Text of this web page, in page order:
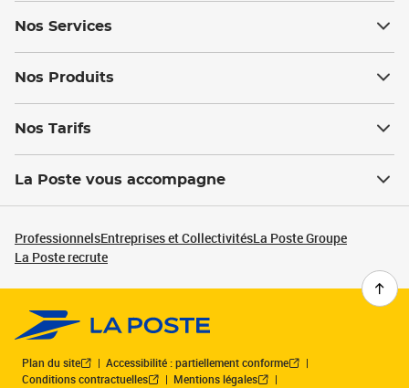
Nos Services
Nos Produits
Nos Tarifs
La Poste vous accompagne
ProfessionnelsEntreprises et CollectivitésLa Poste Groupe
La Poste recrute
Plan du site
Accessibilité : partiellement conforme
Conditions contractuelles
Mentions légales